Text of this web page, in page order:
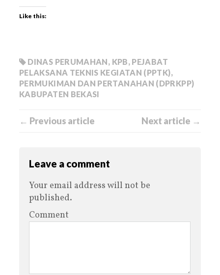
Like this:
DINAS PERUMAHAN, KPB, PEJABAT
PELAKSANA TEKNIS KEGIATAN (PPTK),
PERMUKIMAN DAN PERTANAHAN (DPRKPP)
KABUPATEN BEKASI
← Previous article Next article →
Leave a comment
Your email address will not be
published.
Comment